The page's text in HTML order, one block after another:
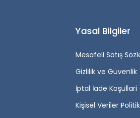
Yasal Bilgiler
Mesafeli Satış
Gizlilik ve Güvenlik
İptal İade Koşullari
Kişisel Veriler